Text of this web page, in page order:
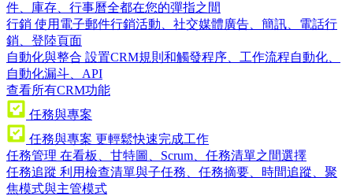
件、庫存、行事曆全都在您的彈指之間
行銷 使用電子郵件行銷活動、社交媒體廣告、簡訊、電話行
銷、登陸頁面
自動化與整合 設置CRM規則和觸發程序、工作流程自動化、
自動化漏斗、API
查看所有CRM功能
任務與專案
任務與專案 更輕鬆快速完成工作
任務管理 在看板、甘特圖、Scrum、任務清單之間選擇
任務追蹤 利用檢查清單與子任務、任務摘要、時間追蹤、聚
焦模式與主管模式